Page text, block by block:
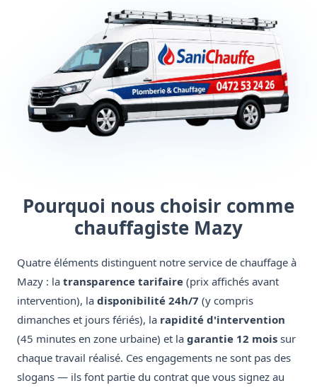
Pourquoi nous choisir comme
chauffagiste Mazy
Quatre éléments distinguent notre service de chauffage à
Mazy : la transparence tarifaire (prix affichés avant
intervention), la disponibilité 24h/7 (y compris
dimanches et jours fériés), la rapidité d'intervention
(45 minutes en zone urbaine) et la garantie 12 mois sur
chaque travail réalisé. Ces engagements ne sont pas des
slogans — ils font partie du contrat que vous signez au